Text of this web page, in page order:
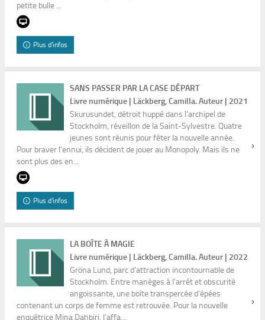
petite bulle ...
Plus d'infos
SANS PASSER PAR LA CASE DÉPART
Livre numérique | Läckberg, Camilla. Auteur | 2021
Skurusundet, détroit huppé dans l’archipel de
Stockholm, réveillon de la Saint-Sylvestre. Quatre
jeunes sont réunis pour fêter la nouvelle année.
Pour braver l’ennui, ils décident de jouer au Monopoly. Mais ils ne
sont plus des en...
Plus d'infos
LA BOÎTE À MAGIE
Livre numérique | Läckberg, Camilla. Auteur | 2022
Gröna Lund, parc d’attraction incontournable de
Stockholm. Entre manèges à l’arrêt et obscurité
angoissante, une boîte transpercée d’épées
contenant un corps de femme est retrouvée. Pour la nouvelle
enquêtrice Mina Dahbiri, l’affa...